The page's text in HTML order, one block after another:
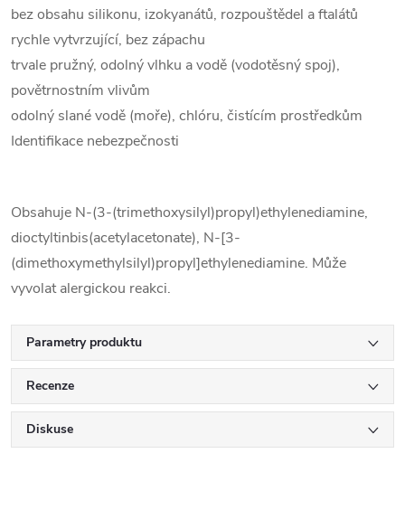
bez obsahu silikonu, izokyanátů, rozpouštědel a ftalátů
rychle vytvrzující, bez zápachu
trvale pružný, odolný vlhku a vodě (vodotěsný spoj),
povětrnostním vlivům
odolný slané vodě (moře), chlóru, čistícím prostředkům
Identifikace nebezpečnosti
Obsahuje N-(3-(trimethoxysilyl)propyl)ethylenediamine,
dioctyltinbis(acetylacetonate), N-[3-
(dimethoxymethylsilyl)propyl]ethylenediamine. Může
vyvolat alergickou reakci.
Parametry produktu
Recenze
Diskuse